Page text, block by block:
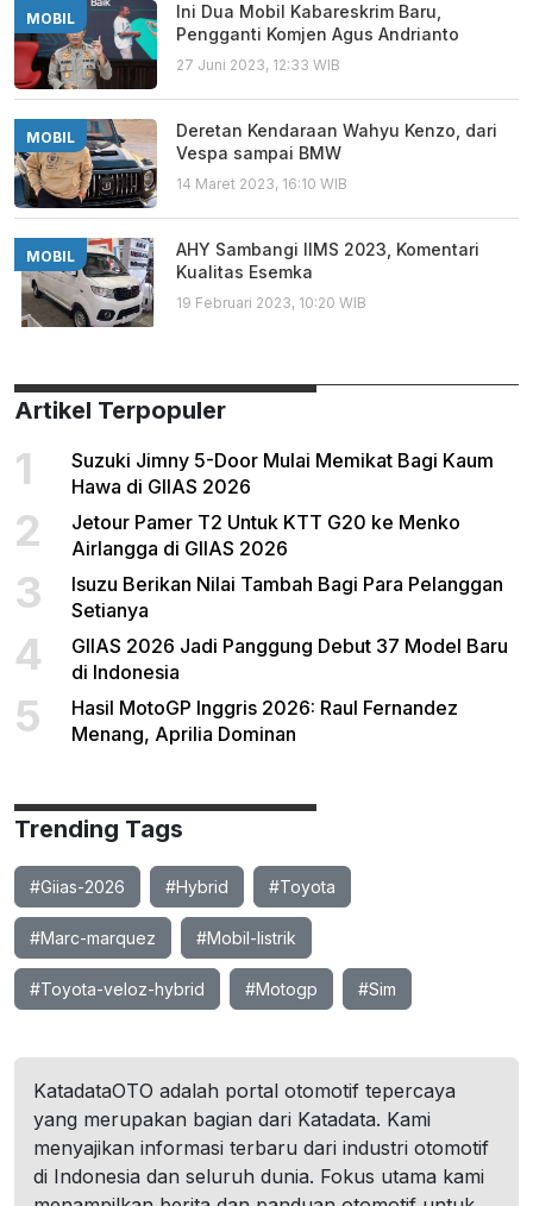
MOBIL
Ini Dua Mobil Kabareskrim Baru,
Pengganti Komjen Agus Andrianto
27 Juni 2023, 12:33 WIB
MOBIL
Deretan Kendaraan Wahyu Kenzo, dari
Vespa sampai BMW
14 Maret 2023, 16:10 WIB
MOBIL
AHY Sambangi IIMS 2023, Komentari
Kualitas Esemka
19 Februari 2023, 10:20 WIB
Artikel Terpopuler
1
Suzuki Jimny 5-Door Mulai Memikat Bagi Kaum
Hawa di GIIAS 2026
2
Jetour Pamer T2 Untuk KTT G20 ke Menko
Airlangga di GIIAS 2026
3
Isuzu Berikan Nilai Tambah Bagi Para Pelanggan
Setianya
4
GIIAS 2026 Jadi Panggung Debut 37 Model Baru
di Indonesia
5
Hasil MotoGP Inggris 2026: Raul Fernandez
Menang, Aprilia Dominan
Trending Tags
#Giias-2026 #Hybrid #Toyota
#Marc-marquez #Mobil-listrik
#Toyota-veloz-hybrid #Motogp #Sim
KatadataOTO adalah portal otomotif tepercaya
yang merupakan bagian dari Katadata. Kami
menyajikan informasi terbaru dari industri otomotif
di Indonesia dan seluruh dunia. Fokus utama kami